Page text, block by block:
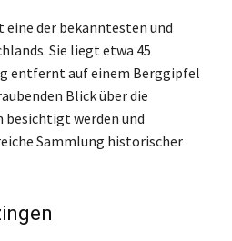
der bekanntesten und
Sie liegt etwa 45
entfernt auf einem Berggipfel
Blick über die
besichtigt werden und
Sammlung historischer